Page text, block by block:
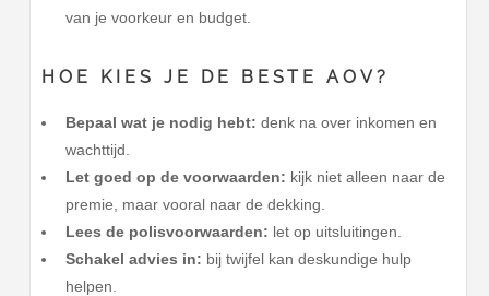
van je voorkeur en budget.
HOE KIES JE DE BESTE AOV?
Bepaal wat je nodig hebt: denk na over inkomen en
wachttijd.
Let goed op de voorwaarden: kijk niet alleen naar de
premie, maar vooral naar de dekking.
Lees de polisvoorwaarden: let op uitsluitingen.
Schakel advies in: bij twijfel kan deskundige hulp
helpen.